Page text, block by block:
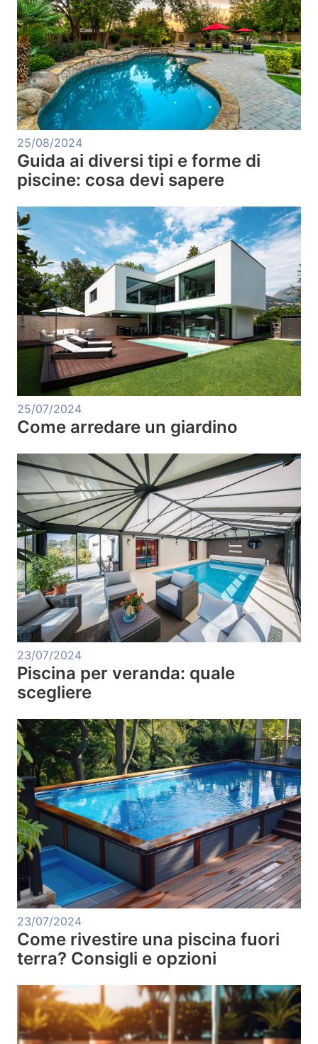
25/08/2024
Guida ai diversi tipi e forme di
piscine: cosa devi sapere
25/07/2024
Come arredare un giardino
23/07/2024
Piscina per veranda: quale
scegliere
23/07/2024
Come rivestire una piscina fuori
terra? Consigli e opzioni